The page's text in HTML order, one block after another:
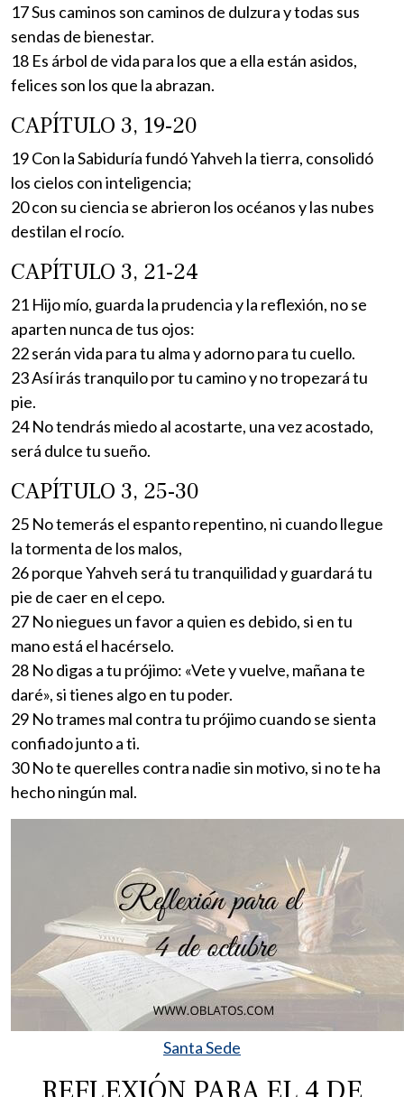
17 Sus caminos son caminos de dulzura y todas sus
sendas de bienestar.
18 Es árbol de vida para los que a ella están asidos,
felices son los que la abrazan.
CAPÍTULO 3, 19-20
19 Con la Sabiduría fundó Yahveh la tierra, consolidó
los cielos con inteligencia;
20 con su ciencia se abrieron los océanos y las nubes
destilan el rocío.
CAPÍTULO 3, 21-24
21 Hijo mío, guarda la prudencia y la reflexión, no se
aparten nunca de tus ojos:
22 serán vida para tu alma y adorno para tu cuello.
23 Así irás tranquilo por tu camino y no tropezará tu
pie.
24 No tendrás miedo al acostarte, una vez acostado,
será dulce tu sueño.
CAPÍTULO 3, 25-30
25 No temerás el espanto repentino, ni cuando llegue
la tormenta de los malos,
26 porque Yahveh será tu tranquilidad y guardará tu
pie de caer en el cepo.
27 No niegues un favor a quien es debido, si en tu
mano está el hacérselo.
28 No digas a tu prójimo: «Vete y vuelve, mañana te
daré», si tienes algo en tu poder.
29 No trames mal contra tu prójimo cuando se sienta
confiado junto a ti.
30 No te querelles contra nadie sin motivo, si no te ha
hecho ningún mal.
Santa Sede